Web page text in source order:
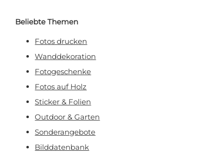
Beliebte Themen
Fotos drucken
Wanddekoration
Fotogeschenke
Fotos auf Holz
Sticker & Folien
Outdoor & Garten
Sonderangebote
Bilddatenbank